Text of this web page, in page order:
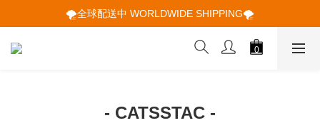
🌪️全球配送中 WORLDWIDE SHIPPING🌪️
🌪️全球配送中 WORLDWIDE SHIPPING🌪️
🕋 𝙐𝙋 𝙏𝙊 𝟮𝟬% 𝙊𝙁𝙁 "立即領取折扣
- CATSSTAC -